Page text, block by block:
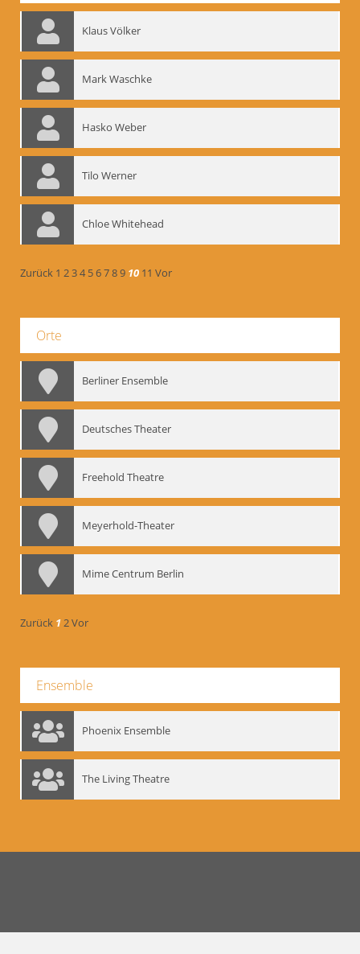
Klaus Völker
Mark Waschke
Hasko Weber
Tilo Werner
Chloe Whitehead
Zurück 1 234 56789 10 11 Vor
Orte
Berliner Ensemble
Deutsches Theater
Freehold Theatre
Meyerhold-Theater
Mime Centrum Berlin
Zurück 12Vor
Ensemble
Phoenix Ensemble
The Living Theatre